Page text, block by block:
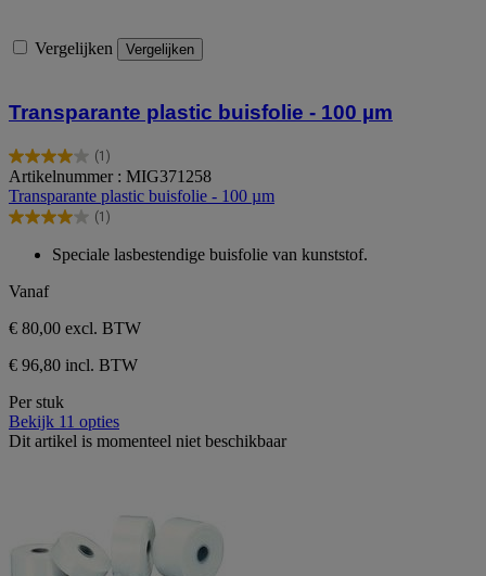
Vergelijken Vergelijken
Transparante plastic buisfolie - 100 µm
(1)
4.0
van
de
5
beoordeling
Artikelnummer : MIG371258
Transparante plastic buisfolie - 100 µm
(1)
4.0
5
sterren.
1
beoordeling
Speciale lasbestendige buisfolie van kunststof.
Vanaf
€ 80,00 excl. BTW
€ 96,80 incl. BTW
Per stuk
Bekijk 11 opties
Dit artikel is momenteel niet beschikbaar